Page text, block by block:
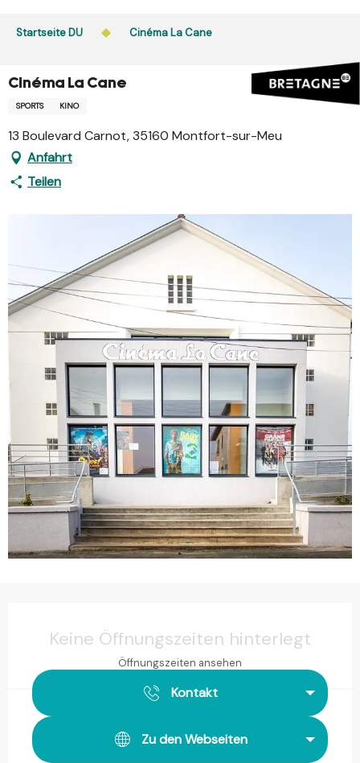
Startseite DU Cinéma La Cane
Cinéma La Cane
SPORTS KINO
13 Boulevard Carnot, 35160 Montfort-sur-Meu
Anfahrt
Teilen
Keine Öffnungszeiten hinterlegt
Öffnungszeiten ansehen
Kontakt
Zu den Webseiten